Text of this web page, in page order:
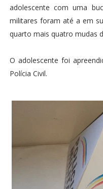
adolescente com uma
militares foram até a em
quarto mais quatro mudas
O adolescente foi
Polícia Civil.